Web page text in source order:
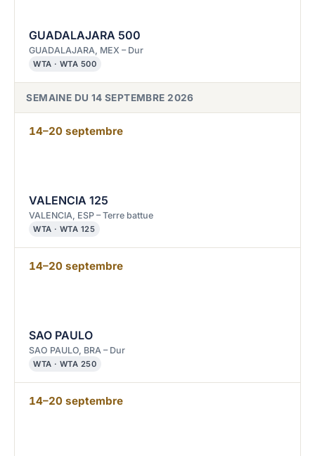
GUADALAJARA 500
GUADALAJARA, MEX – Dur
WTA · WTA 500
SEMAINE DU 14 SEPTEMBRE 2026
14–20 septembre
VALENCIA 125
VALENCIA, ESP – Terre battue
WTA · WTA 125
14–20 septembre
SAO PAULO
SAO PAULO, BRA – Dur
WTA · WTA 250
14–20 septembre